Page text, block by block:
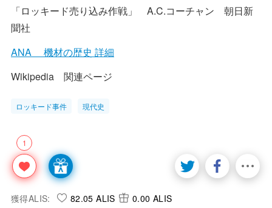
「ロッキード売り込み作戦」 A.C.コーチャン 朝日新
聞社
ANA 機材の歴史 詳細
Wikipedia 関連ページ
ロッキード事件 現代史
1
獲得ALIS: 82.05 ALIS 0.00 ALIS